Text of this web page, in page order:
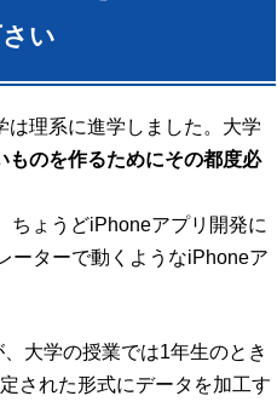
い
理系に進学しました。 大学
ものを作るためにその都度必
ちょうどiPhoneアプリ開発に
ーターで動くようなiPhoneア
大学の授業では1年生のとき
された形式にデータを加工す